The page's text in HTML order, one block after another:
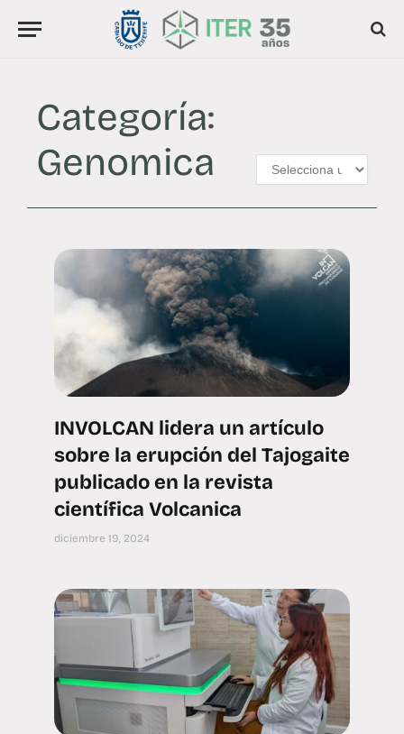
Categoría:
Genomica
INVOLCAN lidera un artículo
sobre la erupción del Tajogaite
publicado en la revista
científica Volcanica
diciembre 19, 2024